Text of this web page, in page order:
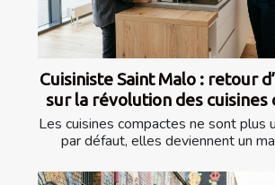
Cuisiniste Saint Malo : retour
sur la révolution des cuisines
Les cuisines compactes ne sont plus
par défaut, elles deviennent un